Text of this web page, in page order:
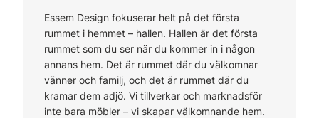
Essem Design fokuserar helt på det första
rummet i hemmet – hallen. Hallen är det första
rummet som du ser när du kommer in i någon
annans hem. Det är rummet där du välkomnar
vänner och familj, och det är rummet där du
kramar dem adjö. Vi tillverkar och marknadsför
inte bara möbler – vi skapar välkomnande hem.